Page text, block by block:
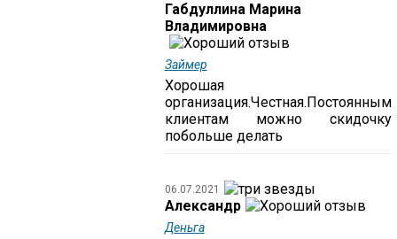
Габдуллина Марина
Владимировна
Займер
Хорошая
организация.Честная.Постоянным
клиентам можно скидочку
побольше делать
06.07.2021
Александр
Деньга